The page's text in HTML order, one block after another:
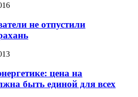
не отпустили
цена на
быть единой для всех